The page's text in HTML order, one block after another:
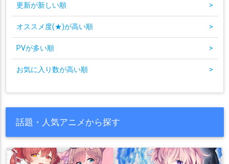
更新が新しい順 >
オススメ度(★)が高い順 >
PVが多い順 >
お気に入り数が高い順 >
話題・人気アニメから探す